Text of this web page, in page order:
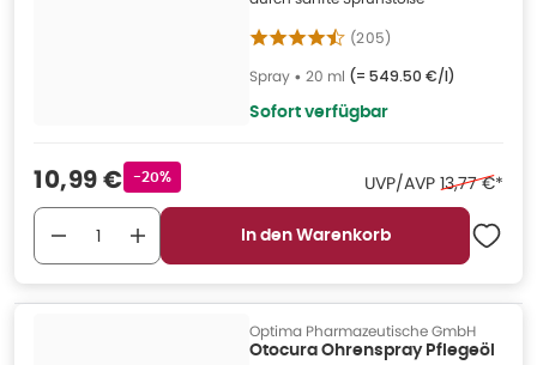
(205)
Spray • 20 ml (= 549.50 €/l)
Sofort verfügbar
Verkaufspreis
10,99 € Rabattstempel
-20% UVP/AVP Ehemaliger
13,77 €*
In den Warenkorb
Optima Pharmazeutische GmbH
Otocura Ohrenspray Pflegeöl